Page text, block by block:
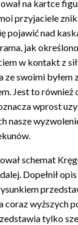
na kartce
przyjaciele
pojawić nad
jak
w kontakt z
ze swoimi byłem
Jest to
wprost
nasze
schemat
Dopełnił
coraz wyższych
tylko